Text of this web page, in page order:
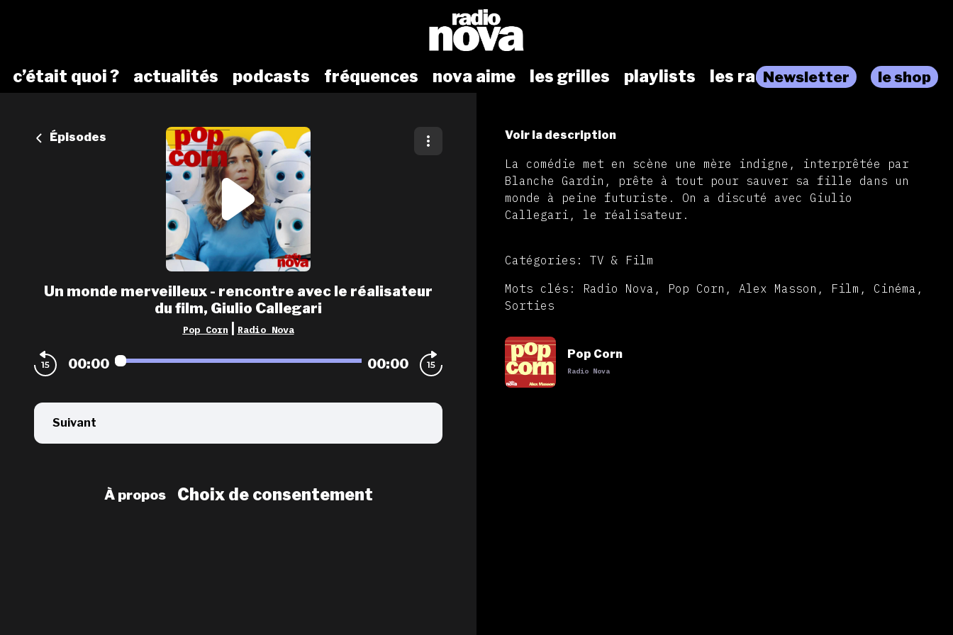
c’était quoi ? actualités podcasts fréquences nova aime les grilles playlists les radiosNewsletter le shop
Épisodes
Un monde merveilleux - rencontre avec le réalisateur
du film, Giulio Callegari
Pop Corn Radio Nova
00:00 00:00
Suivant
À propos Choix de consentement
Voir la description
La comédie met en scène une mère indigne, interprêtée par
Blanche Gardin, prête à tout pour sauver sa fille dans un
monde à peine futuriste. On a discuté avec Giulio
Callegari, le réalisateur.
Catégories: TV & Film
Mots clés: Radio Nova, Pop Corn, Alex Masson, Film, Cinéma,
Sorties
Pop Corn
Radio Nova